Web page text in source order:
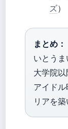
ズ）
まとめ：
いとうま
大学院以
アイド
リアを築